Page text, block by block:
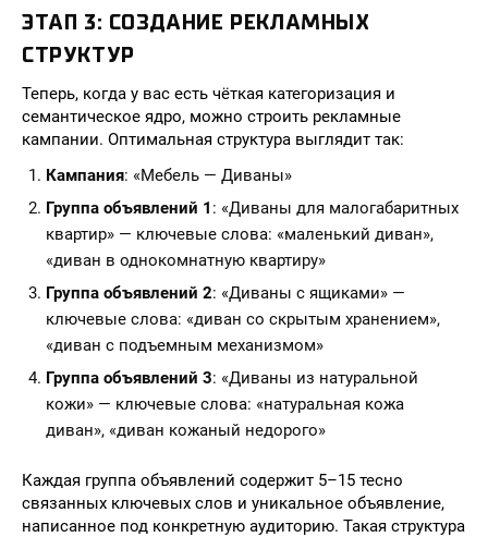
ЭТАП 3: СОЗДАНИЕ РЕКЛАМНЫХ
СТРУКТУР
Теперь, когда у вас есть чёткая категоризация и
семантическое ядро, можно строить рекламные
кампании. Оптимальная структура выглядит так:
Кампания: «Мебель — Диваны»
Группа объявлений 1 : «Диваны для малогабаритных
квартир» — ключевые слова: «маленький диван»,
«диван в однокомнатную квартиру»
Группа объявлений 2: «Диваны с ящиками» —
ключевые слова: «диван со скрытым хранением»,
«диван с подъемным механизмом»
Группа объявлений 3: «Диваны из натуральной
кожи» — ключевые слова: «натуральная кожа
диван», «диван кожаный недорого»
Каждая группа объявлений содержит 5–15 тесно
связанных ключевых слов и уникальное объявление,
написанное под конкретную аудиторию. Такая структура